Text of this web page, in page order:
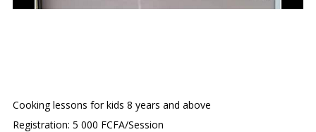
Cooking lessons for kids 8 years and above
Registration: 5 000 FCFA/Session